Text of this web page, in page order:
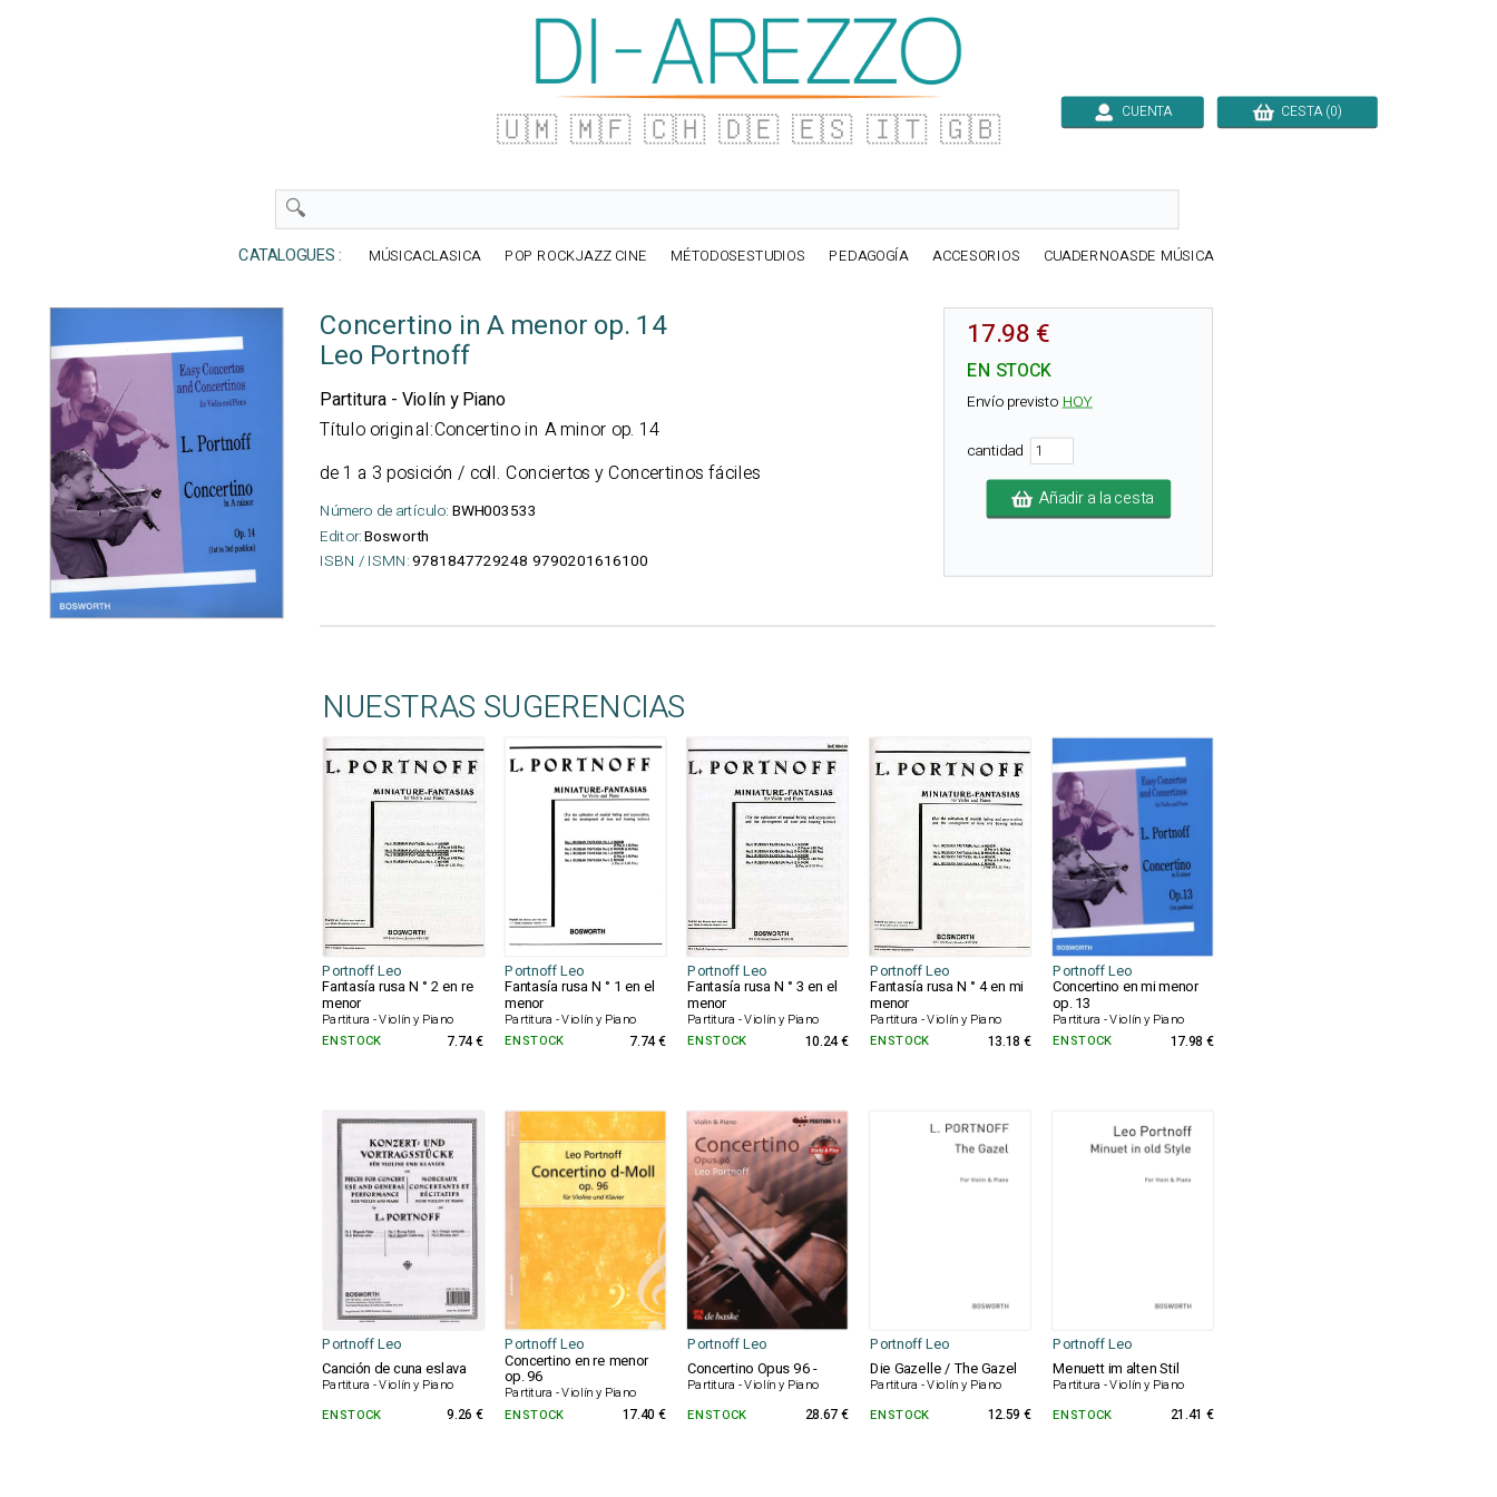
🇺🇲 🇲🇫 🇨🇭 🇩🇪 🇪🇸 🇮🇹 🇬🇧 CUENTA CESTA (0)
CATALOGUES : MÚSICACLASICA POP ROCKJAZZ CINE MÉTODOSESTUDIOS PEDAGOGÍA ACCESORIOS CUADERNOASDE MÚSICA
Concertino in A menor op. 14
Leo Portnoff
Partitura - Violín y Piano
Título original:Concertino in A minor op. 14
de 1 a 3 posición / coll. Conciertos y Concertinos fáciles
Número de artículo: BWH003533
Editor:Bosworth
ISBN / ISMN:9781847729248 9790201616100
17.98 €
EN STOCK
Envío previstoHOY
cantidad
Añadir a la cesta
NUESTRAS SUGERENCIAS
Portnoff Leo Portnoff Leo Portnoff Leo Portnoff Leo Portnoff Leo
Fantasía rusa N ° 2 en re
menor
Partitura - Violín y Piano
Fantasía rusa N ° 1 en el
menor
Partitura - Violín y Piano
Fantasía rusa N ° 3 en el
menor
Partitura - Violín y Piano
Fantasía rusa N ° 4 en mi
menor
Partitura - Violín y Piano
Concertino en mi menor
op. 13
Partitura - Violín y Piano
EN STOCK
7.74 € EN STOCK 7.74 € EN STOCK 10.24 € EN STOCK 13.18 € EN STOCK 17.98 €
Portnoff Leo Portnoff Leo Portnoff Leo Portnoff Leo
Portnoff Leo
Canción de cuna eslava
Partitura - Violín y Piano
Concertino en re menor
op. 96
Partitura - Violín y Piano
Concertino Opus 96 -
Partitura - Violín y Piano
Die Gazelle / The Gazel
Partitura - Violín y Piano
Menuett im alten Stil
Partitura - Violín y Piano
EN STOCK
9.26 € EN STOCK 17.40 € EN STOCK 28.67 € EN STOCK 12.59 € EN STOCK 21.41 €